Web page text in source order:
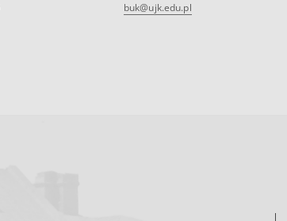
buk@ujk.edu.pl